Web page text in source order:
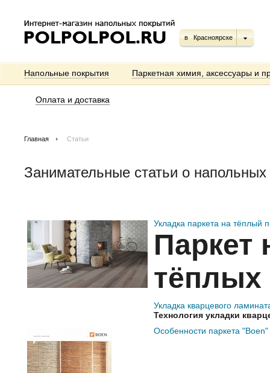
в Красноярске
Напольные покрытия Паркетная химия, аксессуары и
Оплата и доставка
Главная Статьи
Занимательные статьи о
Укладка паркета на тёплый
Паркет
тёплых
Укладка кварцевого
Технология укладки
Особенности паркета "Boen"